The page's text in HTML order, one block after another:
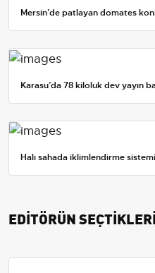
Mersin’de patlayan domates
Karasu’da 78 kiloluk dev yayın
Halı sahada iklimlendirme
EDİTÖRÜN SEÇTİKLERİ